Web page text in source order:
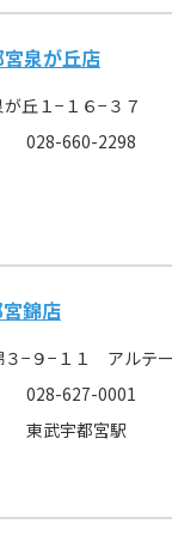
泉が丘店
が丘１−１６−３７
028-660-2298
錦店
３−９−１１ アルテ
028-627-0001
東武宇都宮駅